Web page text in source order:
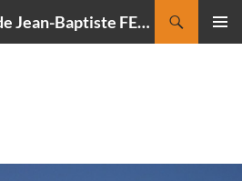
CIELMANIA : le blog de Jean-Baptiste FELDMANN, photographe du ciel